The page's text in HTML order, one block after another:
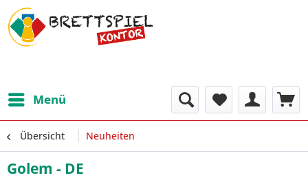
Menü
Übersicht Neuheiten
Golem - DE